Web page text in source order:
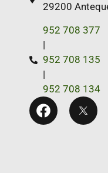
29200
952 708 377
|
952 708 135
|
952 708 134